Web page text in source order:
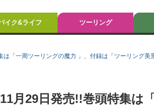
イク&ライフ ツーリング
「一周ツーリングの魔力 」、付録は「ツーリング美
月29日発売!!巻頭特集は